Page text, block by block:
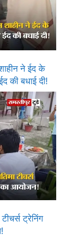
ने ईद के
की बधाई दी!
ट्रेनिंग